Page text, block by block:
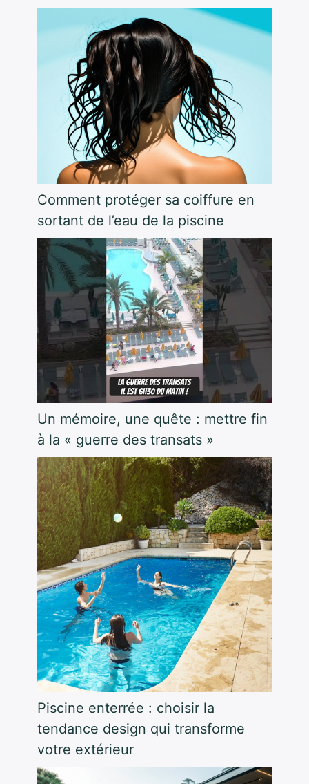
Comment protéger sa coiffure en
sortant de l’eau de la piscine
Un mémoire, une quête : mettre fin
à la « guerre des transats »
Piscine enterrée : choisir la
tendance design qui transforme
votre extérieur